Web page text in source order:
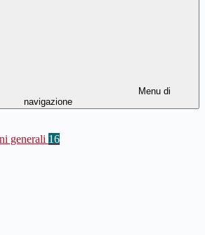
Menu di
navigazione
generali 16